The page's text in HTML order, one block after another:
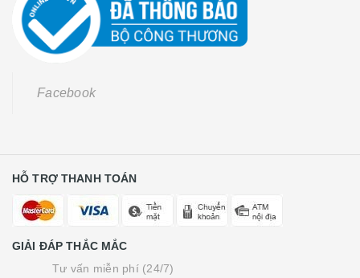
Facebook
HỖ TRỢ THANH TOÁN
GIẢI ĐÁP THẮC MẮC
Tư vấn miễn phí (24/7)